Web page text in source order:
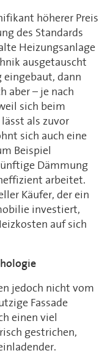
höherer Preis
des Standards
Heizungsanlage
ausgetauscht
eingebaut, dann
aber – je nach
sich beim
als zuvor
sich auch eine
Beispiel
Dämmung
arbeitet.
Käufer, der ein
investiert,
auf sich
jedoch nicht vom
Fassade
einen viel
gestrichen,